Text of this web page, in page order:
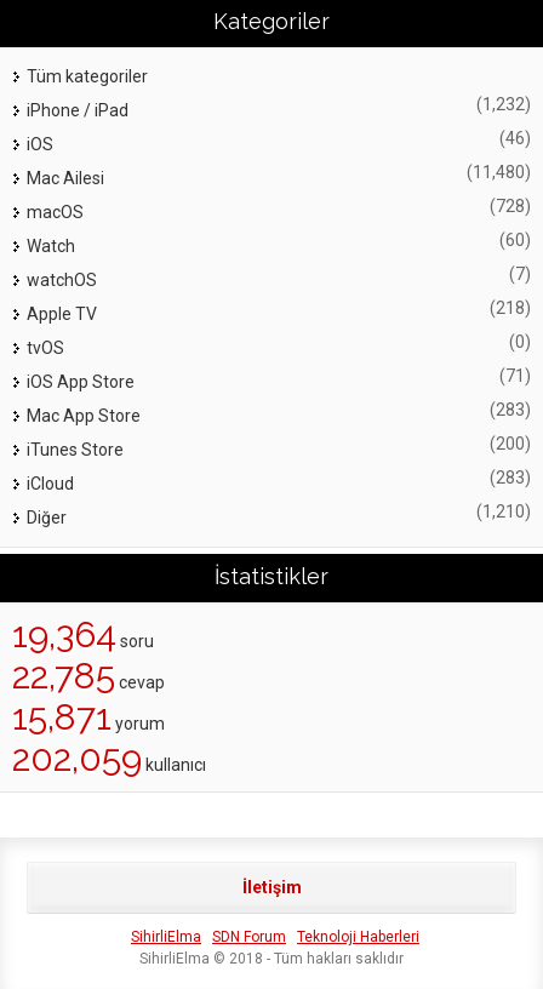
Kategoriler
Tüm kategoriler
iPhone / iPad
(1,232)
iOS (46)
Mac Ailesi (11,480)
macOS (728)
Watch (60)
watchOS (7)
Apple TV (218)
tvOS (0)
iOS App Store (71)
Mac App Store (283)
iTunes Store (200)
iCloud (283)
Diğer (1,210)
İstatistikler
19,364 soru
22,785 cevap
15,871 yorum
202,059 kullanıcı
İletişim
SihirliElma SDN Forum
Teknoloji Haberleri
SihirliElma © 2018 - Tüm hakları saklıdır